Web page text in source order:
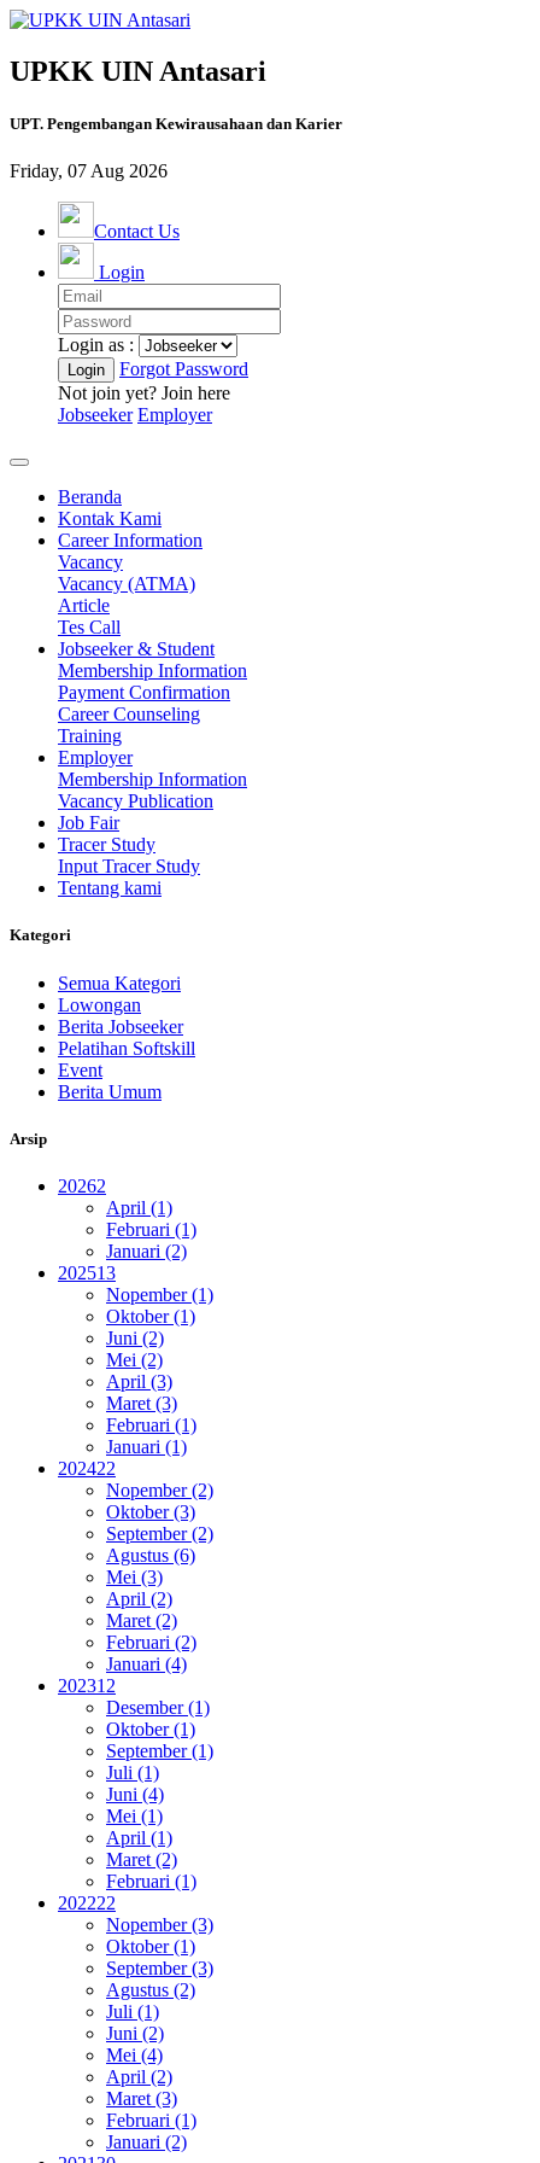
UPKK UIN Antasari
UPT. Pengembangan Kewirausahaan dan Karier
Friday, 07 Aug 2026
Contact Us
Login
Login as :
Forgot Password
Not join yet? Join here
Jobseeker Employer
Beranda
Kontak Kami
Career Information
Vacancy
Vacancy (ATMA)
Article
Tes Call
Jobseeker & Student
Membership Information
Payment Confirmation
Career Counseling
Training
Employer
Membership Information
Vacancy Publication
Job Fair
Tracer Study
Input Tracer Study
Tentang kami
Kategori
Semua Kategori
Lowongan
Berita Jobseeker
Pelatihan Softskill
Event
Berita Umum
Arsip
20262
April (1)
Februari (1)
Januari (2)
202513
Nopember (1)
Oktober (1)
Juni (2)
Mei (2)
April (3)
Maret (3)
Februari (1)
Januari (1)
202422
Nopember (2)
Oktober (3)
September (2)
Agustus (6)
Mei (3)
April (2)
Maret (2)
Februari (2)
Januari (4)
202312
Desember (1)
Oktober (1)
September (1)
Juli (1)
Juni (4)
Mei (1)
April (1)
Maret (2)
Februari (1)
202222
Nopember (3)
Oktober (1)
September (3)
Agustus (2)
Juli (1)
Juni (2)
Mei (4)
April (2)
Maret (3)
Februari (1)
Januari (2)